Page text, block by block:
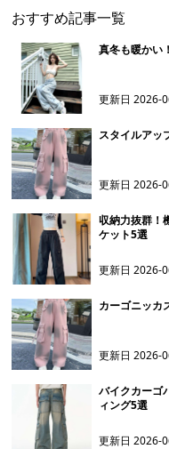
おすすめ記事一覧
真冬も暖かい
更新日2026-
スタイルアッ
更新日2026-
収納力抜群！
ケット5選
更新日2026-
カーゴニッカ
更新日2026-
バイクカーゴ
ィング5選
更新日2026-